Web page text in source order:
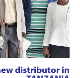
distributor in